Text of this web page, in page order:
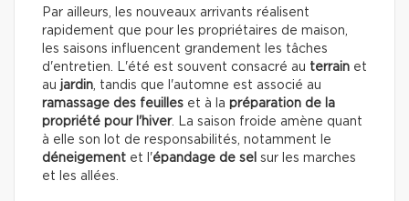
Par ailleurs, les nouveaux arrivants réalisent
rapidement que pour les propriétaires de maison,
les saisons influencent grandement les tâches
d'entretien. L'été est souvent consacré au terrain et
au jardin, tandis que l'automne est associé au
ramassage des feuilles et à la préparation de la
propriété pour l'hiver. La saison froide amène quant
à elle son lot de responsabilités, notamment le
déneigement et l'épandage de sel sur les marches
et les allées.